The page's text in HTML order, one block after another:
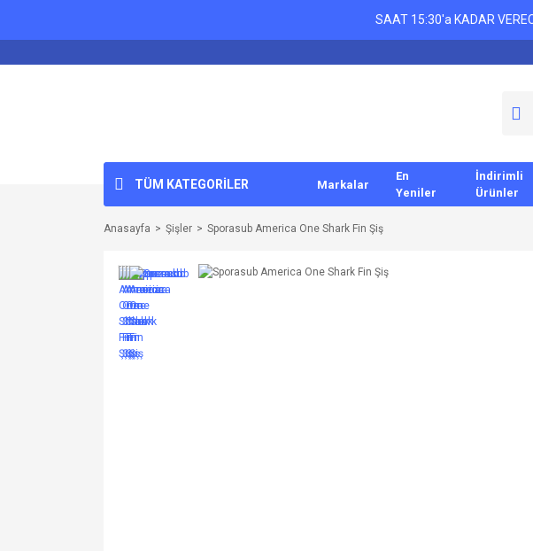
SAAT 15:30'a KADAR
TÜM KATEGORİLER Markalar
En
Yeniler
İndirimli
Ürünler
Anasayfa Şişler Sporasub America One Shark Fin Şiş